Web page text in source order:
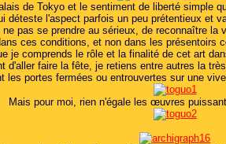
de Tokyo et le sentiment de liberté simple
déteste l'aspect parfois un peu prétentieux et
ne pas se prendre au sérieux, de reconnaître la
ces conditions, et non dans les présentoirs
je comprends le rôle et la finalité de cet art
d'aller faire la fête, je retiens entre autres la
les portes fermées ou entrouvertes sur une
Mais pour moi, rien n'égale les œuvres